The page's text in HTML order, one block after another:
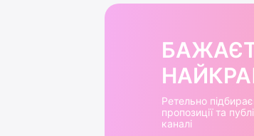
Ретельно
пропозиції та
каналі